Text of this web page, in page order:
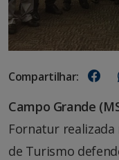
Compartilhar:
Campo Grande
Fornatur realizada
de Turismo